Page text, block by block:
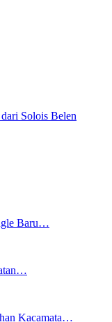
Solois Belen
Baru…
Kacamata…